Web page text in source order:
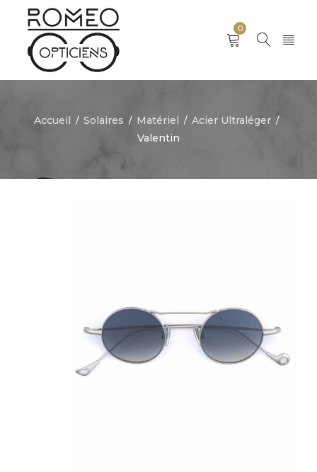
0
Accueil / Solaires / Matériel / Acier Ultraléger /
Valentin